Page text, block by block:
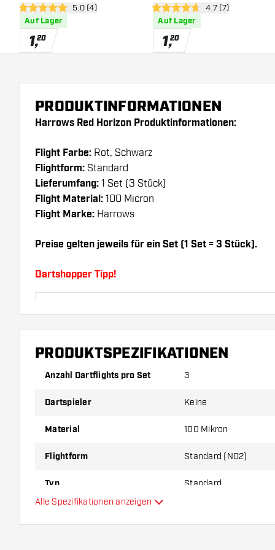
Bewertungsbereich öffnen
5 Bewertungssterne
5.0 (4)
Auf Lager
1,20
4.7 Bewertungssterne
4.7 (7)
Auf Lager
1,20
PRODUKTINFORMATIONEN
Harrows Red Horizon Produktinformationen:
Flight Farbe: Rot, Schwarz
Flightform: Standard
Lieferumfang: 1 Set (3 Stück)
Flight Material: 100 Micron
Flight Marke: Harrows
Preise gelten jeweils für ein Set (1 Set = 3 Stück).
Dartshopper Tipp!
Probieren Sie eine andere Form, ein anderes
Dicke der Flights aus, um herauszufinden, welche
PRODUKTSPEZIFIKATIONEN
Anzahl Dartflights pro Set 3
Dartspieler Keine
Material 100 Mikron
Flightform Standard (NO2)
Typ Standard
Alle Spezifikationen anzeigen